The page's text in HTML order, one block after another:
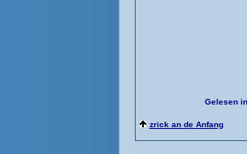
Gelesen
zrick an de Anfang